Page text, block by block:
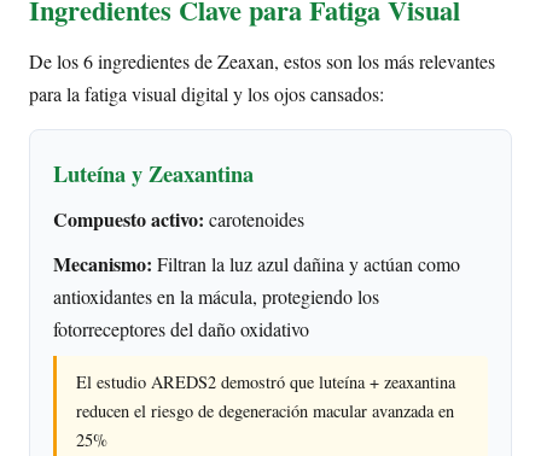
Ingredientes Clave para Fatiga Visual
De los 6 ingredientes de Zeaxan, estos son los más relevantes
para la fatiga visual digital y los ojos cansados:
Luteína y Zeaxantina
Compuesto activo: carotenoides
Mecanismo: Filtran la luz azul dañina y actúan como
antioxidantes en la mácula, protegiendo los
fotorreceptores del daño oxidativo
El estudio AREDS2 demostró que luteína + zeaxantina
reducen el riesgo de degeneración macular avanzada en
25%